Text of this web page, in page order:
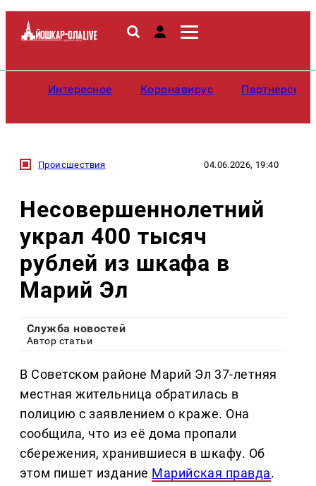
Интересное Коронавирус
Происшествия 04.06.2026, 19:40
Несовершеннолетний
украл 400 тысяч
рублей из шкафа в
Марий Эл
Служба новостей
Автор статьи
В Советском районе Марий Эл 37-летняя
местная жительница обратилась в
полицию с заявлением о краже. Она
сообщила, что из её дома пропали
сбережения, хранившиеся в шкафу. Об
этом пишет издание Марийская правда.